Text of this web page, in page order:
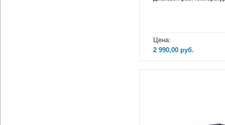
Цена:
2 990,00 руб.